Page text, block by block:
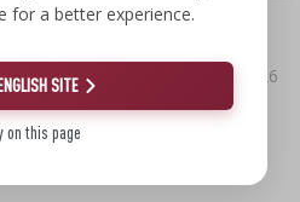
2021-10-26
for a better experience.
SITE
on this page